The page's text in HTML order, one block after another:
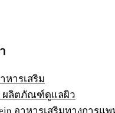
หารเสริม
ผลิตภัณฑ์ดูแลผิว